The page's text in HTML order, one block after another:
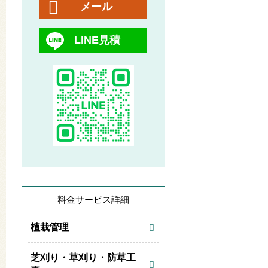
メール
LINE見積
料金サービス詳細
植栽管理
芝刈り・草刈り・防草工